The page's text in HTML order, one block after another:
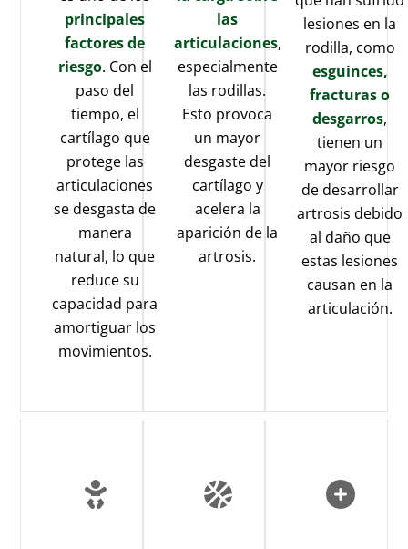
principales
factores de
riesgo. Con el
paso del
tiempo, el
cartílago que
protege las
articulaciones
se desgasta de
manera
natural, lo que
reduce su
capacidad para
amortiguar los
movimientos.
las
articulaciones,
especialmente
las rodillas.
Esto provoca
un mayor
desgaste del
cartílago y
acelera la
aparición de la
artrosis.
lesiones en la
rodilla, como
esguinces,
fracturas o
desgarros,
tienen un
mayor riesgo
de desarrollar
artrosis debido
al daño que
estas lesiones
causan en la
articulación.